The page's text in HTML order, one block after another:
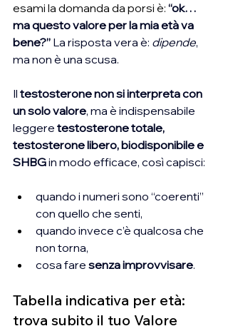
esami la domanda da porsi è: “ok…
ma questo valore per la mia età va
bene?” La risposta vera è: dipende,
ma non è una scusa.
Il testosterone non si interpreta con
un solo valore, ma è indispensabile
leggere testosterone totale,
testosterone libero, biodisponibile e
SHBG in modo efficace, così capisci:
quando i numeri sono “coerenti”
con quello che senti,
quando invece c’è qualcosa che
non torna,
cosa fare senza improvvisare.
Tabella indicativa per età:
trova subito il tuo Valore